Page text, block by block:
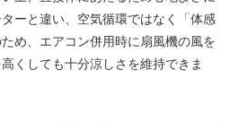
ーと違い、空気循環ではなく「体感
め、エアコン併用時に扇風機の風を
くしても十分涼しさを維持できま